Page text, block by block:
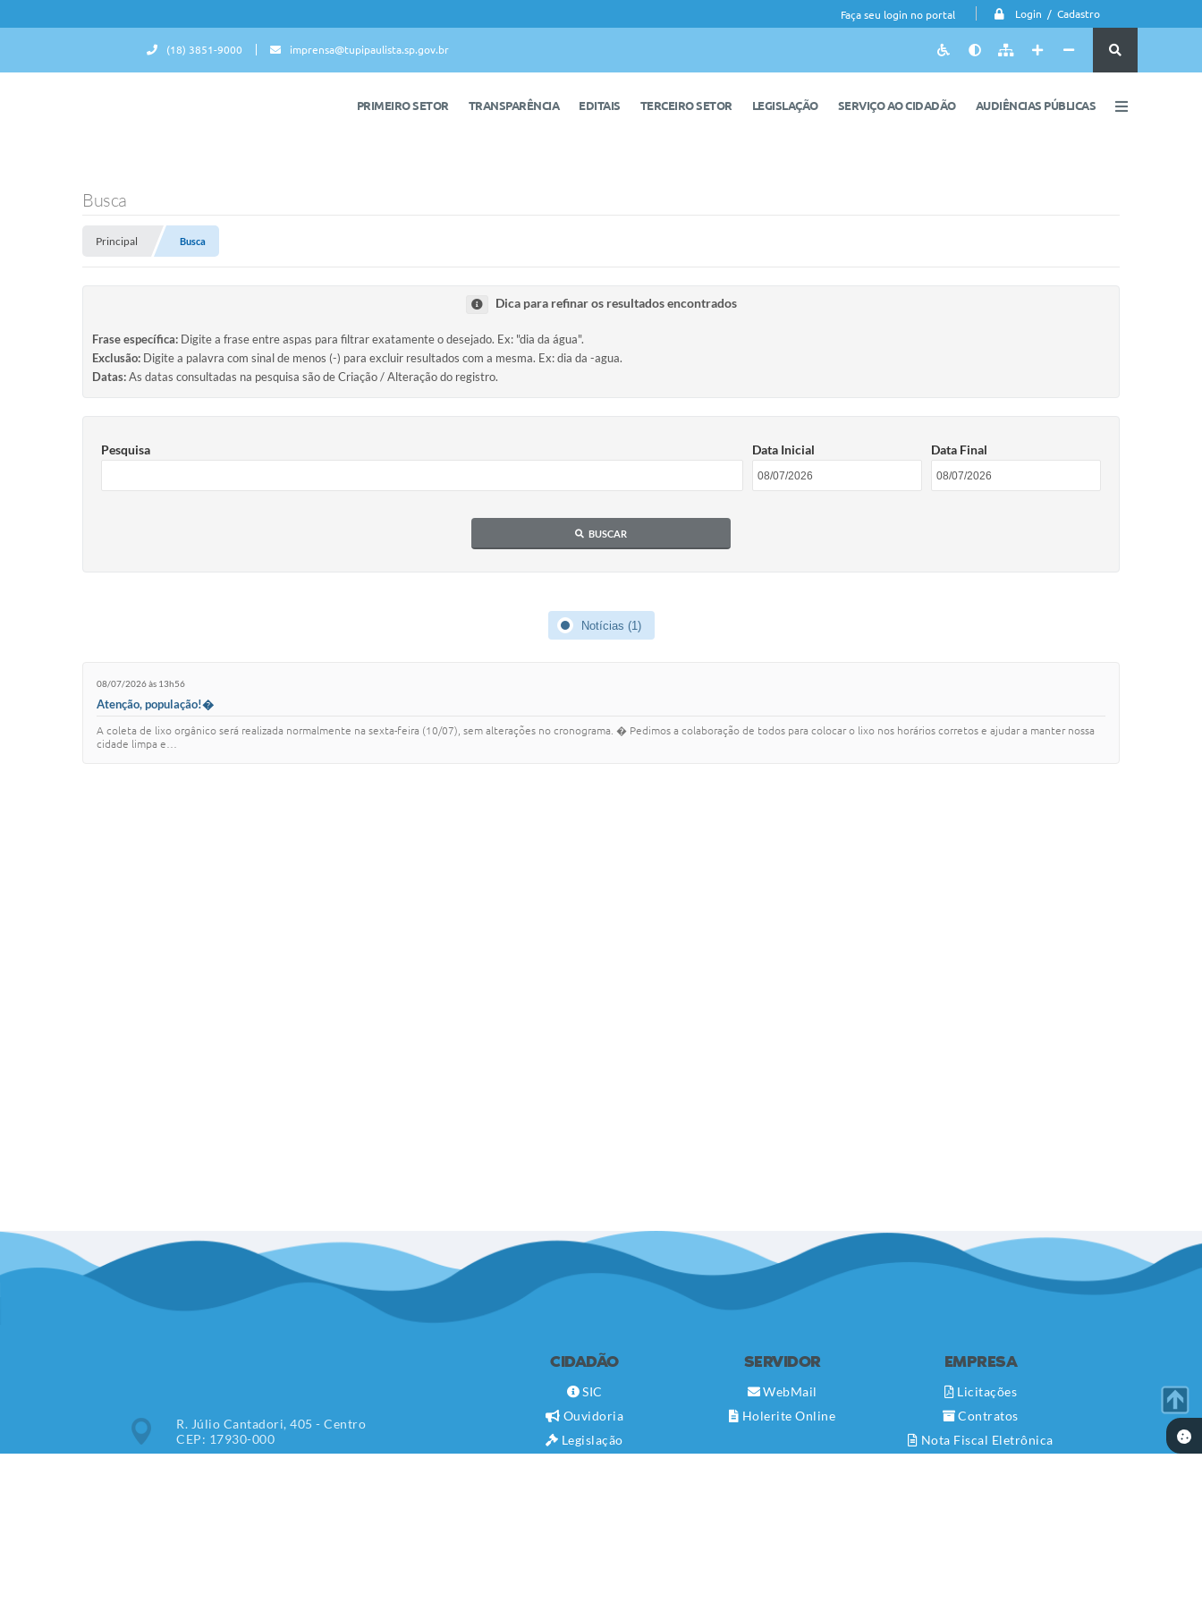
Faça seu login no portal Login / Cadastro
(18) 3851-9000 imprensa@tupipaulista.sp.gov.br
PRIMEIRO SETOR TRANSPARÊNCIA EDITAIS TERCEIRO SETOR LEGISLAÇÃO SERVIÇO AO CIDADÃO AUDIÊNCIAS PÚBLICAS
Busca
Principal Busca
Dica para refinar os resultados encontrados
Frase específica: Digite a frase entre aspas para filtrar exatamente o desejado. Ex: "dia da água".
Exclusão: Digite a palavra com sinal de menos (-) para excluir resultados com a mesma. Ex: dia da -agua.
Datas:As datas consultadas na pesquisa são de Criação / Alteração do registro.
Pesquisa Data Inicial Data Final
BUSCAR
Notícias (1)
08/07/2026 às 13h56
Atenção, população!�
A coleta de lixo orgânico será realizada normalmente na sexta-feira (10/07), sem alterações no cronograma. � Pedimos a colaboração de todos para colocar o lixo nos horários corretos e ajudar a manter nossa
cidade limpa e…
R. Júlio Cantadori, 405 - Centro
CEP: 17930-000
CIDADÃO
SIC
Ouvidoria
Legislação
SERVIDOR
WebMail
Holerite Online
EMPRESA
Licitações
Contratos
Nota Fiscal Eletrônica